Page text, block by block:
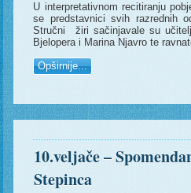
U interpretativnom recitiranju
se predstavnici svih razrednih
Stručni žiri sačinjavale su
Bjelopera i Marina Njavro te
Opširnije...
10.veljače –
Stepinca